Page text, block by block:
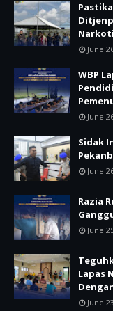
June
WBP
June
Sidak
June
Razia
June
Lapas
June